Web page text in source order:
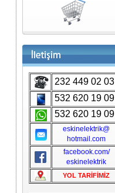
232 449 02 03
532 620 19 09
532 620 19 09
eskinelektrik@
hotmail.com
facebook.com/
eskinelektrik
YOL TARİFİMİZ